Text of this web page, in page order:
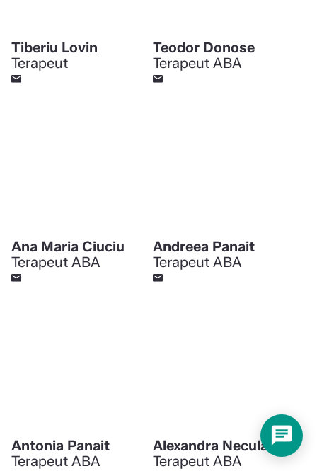
Tiberiu Lovin
Terapeut
Teodor Donose
Terapeut ABA
Ana Maria Ciuciu
Terapeut ABA
Andreea Panait
Terapeut ABA
Antonia Panait
Terapeut ABA
Alexandra Neculae
Terapeut ABA
chat